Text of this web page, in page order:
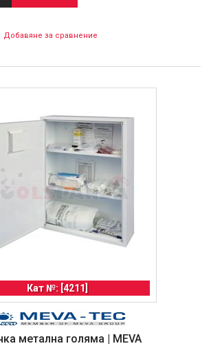
Добавяне за сравнение
Кат №: [4211]
метална голяма | MEVA